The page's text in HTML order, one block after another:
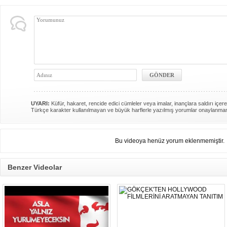
UYARI: Küfür, hakaret, rencide edici cümleler veya imalar, inançlara saldırı
Türkçe karakter kullanılmayan ve büyük harflerle yazılmış yorumlar
Bu videoya henüz yorum eklenmemiştir.
Benzer Videolar